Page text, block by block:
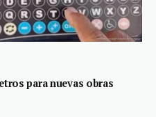
para nuevas obras